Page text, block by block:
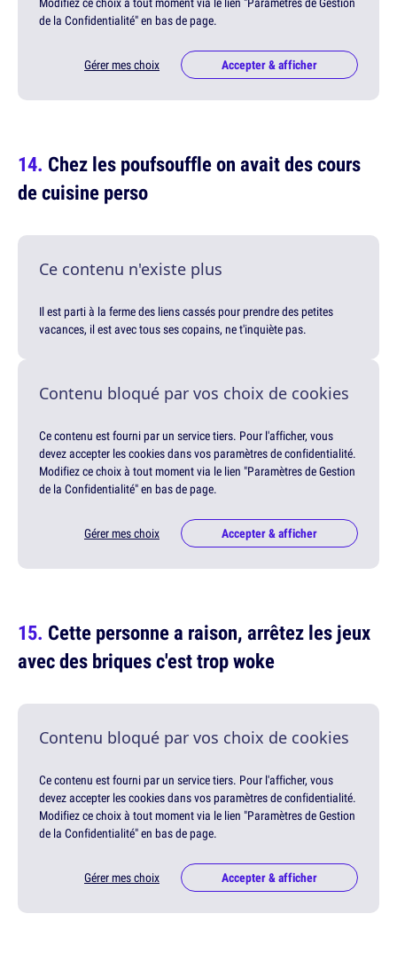
de la Confidentialité" en bas de page.
Gérer mes choix Accepter & afficher
Chez les poufsouffle on avait des cours
de cuisine perso
Ce contenu n'existe plus
Il est parti à la ferme des liens cassés pour prendre des petites
vacances, il est avec tous ses copains, ne t'inquiète pas.
Contenu bloqué par vos choix de cookies
Ce contenu est fourni par un service tiers. Pour l'afficher, vous
devez accepter les cookies dans vos paramètres de confidentialité.
Modifiez ce choix à tout moment via le lien "Paramètres de Gestion
de la Confidentialité" en bas de page.
Gérer mes choix Accepter & afficher
Cette personne a raison, arrêtez les jeux
avec des briques c'est trop woke
Contenu bloqué par vos choix de cookies
Ce contenu est fourni par un service tiers. Pour l'afficher, vous
devez accepter les cookies dans vos paramètres de confidentialité.
Modifiez ce choix à tout moment via le lien "Paramètres de Gestion
de la Confidentialité" en bas de page.
Gérer mes choix Accepter & afficher